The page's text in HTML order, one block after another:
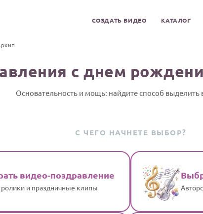
СОЗДАТЬ ВИДЕО КАТАЛОГ
с днем
Основательность и мощь: найдите способ выделить
С ЧЕГО НАЧНЕТЕ ВЫБОР?
видео-поздравление
и праздничные клипы